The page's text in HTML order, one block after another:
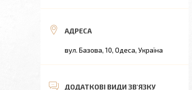
вул. Базова, 10, Одеса, Україна